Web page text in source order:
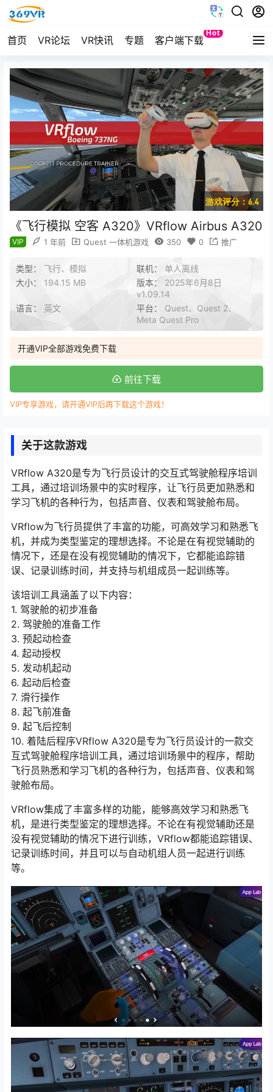
首页 VR论坛 VR快讯 专题 客户端下载
Hot
Quest
游戏评分：6.4
《飞行模拟 空客 A320》VRflow Airbus A320
VIP 1 年前 Quest 一体机游戏 350 0 推广
类型： 飞行、模拟 联机： 单人离线
大小： 194.15 MB 版本： 2025年6月8日
v1.09.14
语言： 英文 平台： Quest、Quest 2、
Meta Quest Pro
开通VIP全部游戏免费下载
前往下载
VIP专享游戏，请开通VIP后再下载这个游戏！
关于这款游戏
VRflow A320是专为飞行员设计的交互式驾驶舱程序培训
工具，通过培训场景中的实时程序，让飞行员更加熟悉和
学习飞机的各种行为，包括声音、仪表和驾驶舱布局。
VRflow为飞行员提供了丰富的功能，可高效学习和熟悉飞
机，并成为类型鉴定的理想选择。不论是在有视觉辅助的
情况下，还是在没有视觉辅助的情况下，它都能追踪错
误、记录训练时间，并支持与机组成员一起训练等。
该培训工具涵盖了以下内容：
1. 驾驶舱的初步准备
2. 驾驶舱的准备工作
3. 预起动检查
4. 起动授权
5. 发动机起动
6. 起动后检查
7. 滑行操作
8. 起飞前准备
9. 起飞后控制
10. 着陆后程序VRflow A320是专为飞行员设计的一款交
互式驾驶舱程序培训工具，通过培训场景中的程序，帮助
飞行员熟悉和学习飞机的各种行为，包括声音、仪表和驾
驶舱布局。
VRflow集成了丰富多样的功能，能够高效学习和熟悉飞
机，是进行类型鉴定的理想选择。不论在有视觉辅助还是
没有视觉辅助的情况下进行训练，VRflow都能追踪错误、
记录训练时间，并且可以与自动机组人员一起进行训练
等。